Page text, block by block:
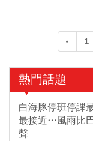
« 1
熱門話題
白海豚停班停課
最接近…風雨比
聲